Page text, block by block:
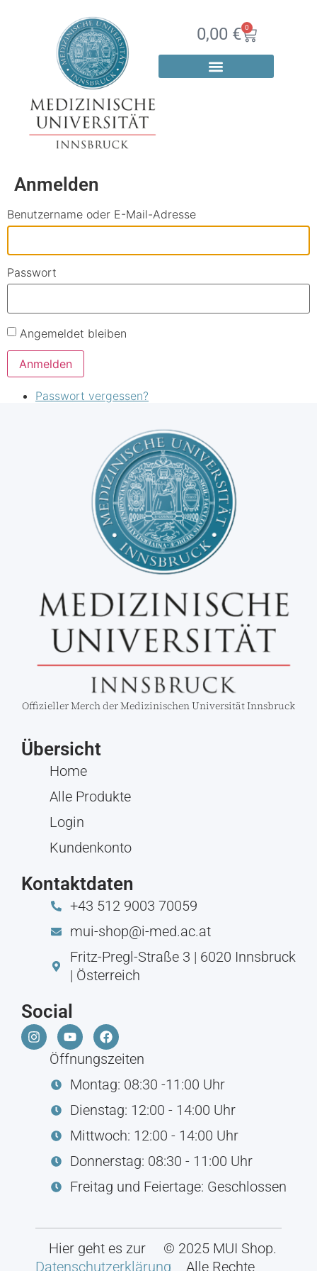
0,00 € 0
Anmelden
Benutzername oder E-Mail-Adresse
Passwort
Angemeldet bleiben
Anmelden
Passwort vergessen?
Offizieller Merch der Medizinischen Universität Innsbruck
Übersicht
Home
Alle Produkte
Login
Kundenkonto
Kontaktdaten
+43 512 9003 70059
mui-shop@i-med.ac.at
Fritz-Pregl-Straße 3 | 6020 Innsbruck
| Österreich
Social
Öffnungszeiten
Montag: 08:30 -11:00 Uhr
Dienstag: 12:00 - 14:00 Uhr
Mittwoch: 12:00 - 14:00 Uhr
Donnerstag: 08:30 - 11:00 Uhr
Freitag und Feiertage: Geschlossen
Hier geht es zur
Datenschutzerklärung
© 2025 MUI Shop.
Alle Rechte